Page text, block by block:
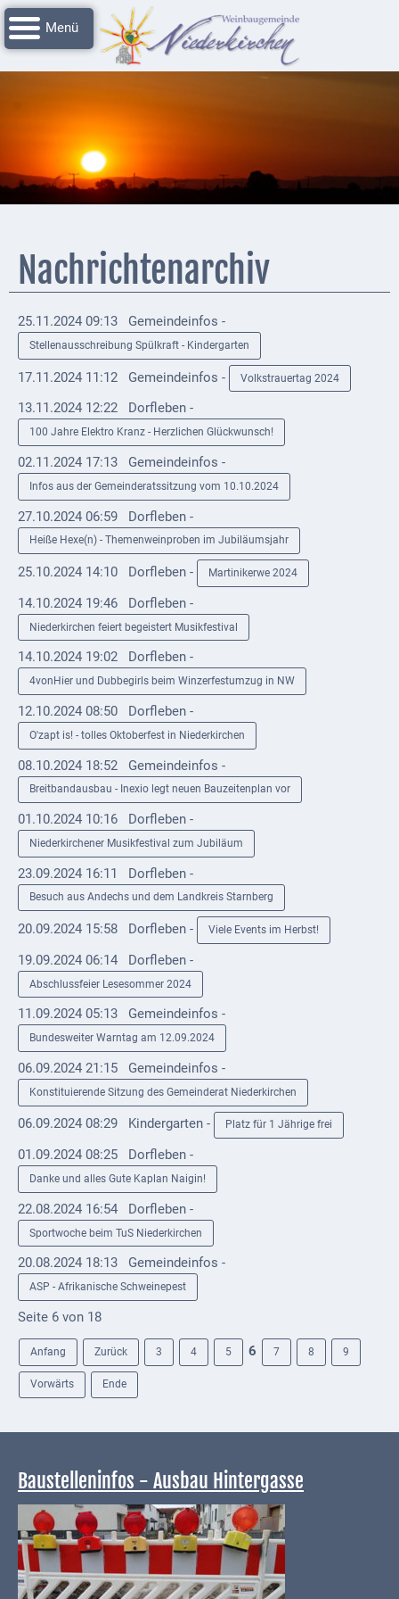
Navigation
überspringen
Startseite
Grussworte
Niederkirchen
Impressionen
Nachrichtenarchiv
Deidesheim
Polizei +
Externe
Behörden
Gottesdienste
Infrastruktur
und
Versorgung
Baumaßnahmen
Abfallentsorgung
Energieversorgung
Breitbandausbau/
Telekommunikation
Post
Mobilität
Wasser-
und
Abwasser
Defibrillatoren
Katastrophenschutz
Notfallnummern
Suche
Niederkirchen
bei
Social
Media
Sitemap
Downloads
Historisches
Bau
Schwesternhaus
1906
Bürgerhospital
Deidesheim
ab
Geplante
Regionalbahn
1907
Teilung
Gemarkungen
Nachrichtenarchiv
25.11.2024 09:13 Gemeindeinfos -
Stellenausschreibung Spülkraft - Kindergarten
17.11.2024 11:12 Gemeindeinfos - Volkstrauertag 2024
13.11.2024 12:22 Dorfleben -
100 Jahre Elektro Kranz - Herzlichen Glückwunsch!
02.11.2024 17:13 Gemeindeinfos -
Infos aus der Gemeinderatssitzung vom 10.10.2024
27.10.2024 06:59 Dorfleben -
Heiße Hexe(n) - Themenweinproben im Jubiläumsjahr
25.10.2024 14:10 Dorfleben - Martinikerwe 2024
14.10.2024 19:46 Dorfleben -
Niederkirchen feiert begeistert Musikfestival
14.10.2024 19:02 Dorfleben -
4vonHier und Dubbegirls beim Winzerfestumzug in NW
12.10.2024 08:50 Dorfleben -
O'zapt is! - tolles Oktoberfest in Niederkirchen
08.10.2024 18:52 Gemeindeinfos -
Breitbandausbau - Inexio legt neuen Bauzeitenplan vor
01.10.2024 10:16 Dorfleben -
Niederkirchener Musikfestival zum Jubiläum
23.09.2024 16:11 Dorfleben -
Besuch aus Andechs und dem Landkreis Starnberg
20.09.2024 15:58 Dorfleben - Viele Events im Herbst!
19.09.2024 06:14 Dorfleben -
Abschlussfeier Lesesommer 2024
11.09.2024 05:13 Gemeindeinfos -
Bundesweiter Warntag am 12.09.2024
06.09.2024 21:15 Gemeindeinfos -
Konstituierende Sitzung des Gemeinderat Niederkirchen
06.09.2024 08:29 Kindergarten - Platz für 1 Jährige frei
01.09.2024 08:25 Dorfleben -
Danke und alles Gute Kaplan Naigin!
22.08.2024 16:54 Dorfleben -
Sportwoche beim TuS Niederkirchen
20.08.2024 18:13 Gemeindeinfos -
ASP - Afrikanische Schweinepest
Seite 6 von 18
Anfang Zurück 3 4 5 6 7 8 9
Vorwärts Ende
Baustelleninfos - Ausbau Hintergasse